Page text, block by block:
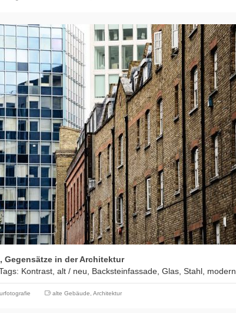
Gegensätze in der Architektur
Kontrast, alt / neu, Backsteinfassade, Glas, Stahl, modern
alte Gebäude Architektur